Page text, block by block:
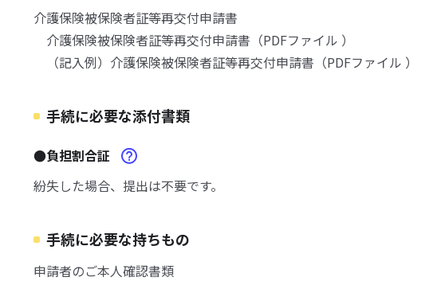
介護保険被保険者証等再交付申請書
介護保険被保険者証等再交付申請書（PDFファイル ）
（記入例）介護保険被保険者証等再交付申請書（PDFファイル ）
手続に必要な添付書類
●負担割合証
紛失した場合、提出は不要です。
手続に必要な持ちもの
申請者のご本人確認書類